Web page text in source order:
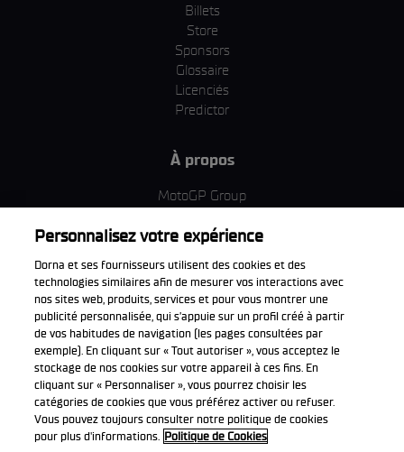
Billets
Store
Sponsors
Glossaire
Licenciés
Predictor
À propos
MotoGP Group
Termes et conditions d'utilisation
Politique de confidentialité
Politique d’achat
Télécharger l'appli officiell
Personnalisez votre expérience
Dorna et ses fournisseurs utilisent des cookies et des
technologies similaires afin de mesurer vos interactions avec
nos sites web, produits, services et pour vous montrer une
publicité personnalisée, qui s’appuie sur un profil créé à partir
de vos habitudes de navigation (les pages consultées par
exemple). En cliquant sur « Tout autoriser », vous acceptez le
stockage de nos cookies sur votre appareil à ces fins. En
cliquant sur « Personnaliser », vous pourrez choisir les
catégories de cookies que vous préférez activer ou refuser.
Vous pouvez toujours consulter notre politique de cookies
pour plus d'informations. Politique de Cookies